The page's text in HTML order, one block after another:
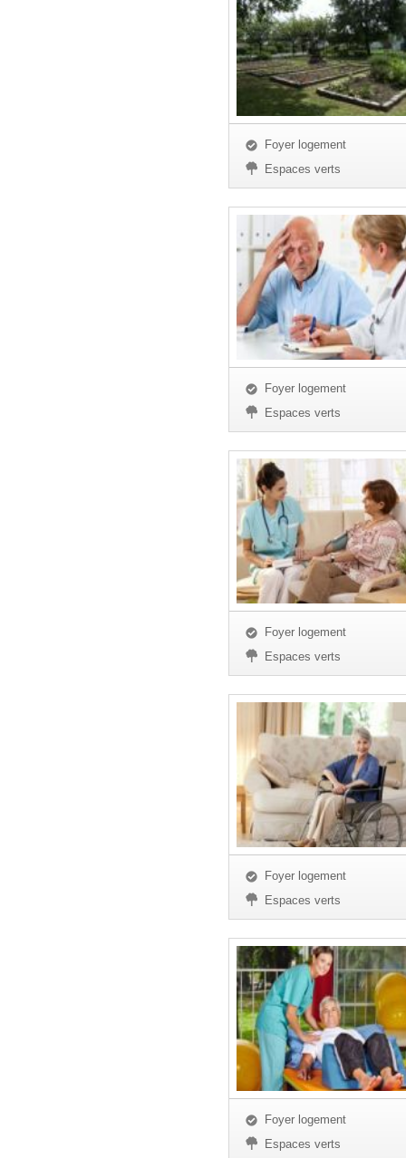
Foyer logement
Espaces verts
Foyer logement
Espaces verts
Foyer logement
Espaces verts
Foyer logement
Espaces verts
Foyer logement
Espaces verts